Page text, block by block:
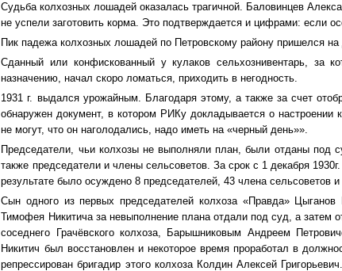
Судьба колхозных лошадей оказалась трагичной. Баловинцев
не успели заготовить корма. Это подтверждается и цифрами: если
Пик падежа колхозных лошадей по Петровскому району пришелся на
Сданный или конфискованный у кулаков сельхознивентарь, за
назначению, начал скоро ломаться, приходить в негодность.
1931 г. выдался урожайным. Благодаря этому, а также за счет
обнаружен документ, в котором РИКу докладывается о настроении
не могут, что он наголодались, надо иметь на «черный день»».
Председатели, чьи колхозы не выполняли план, были отданы под
также председатели и члены сельсоветов. За срок с 1 декабря
результате было осуждено 8 председателей, 43 члена сельсоветов
Сын одного из первых председателей колхоза «Правда»
Тимофея Никитича за невыполнение плана отдали под суд, а
соседнего Грачёвского колхоза, Барышниковым Андреем
Никитич был восстановлен и некоторое время проработал в
репрессирован бригадир этого колхоза Колдин Алексей